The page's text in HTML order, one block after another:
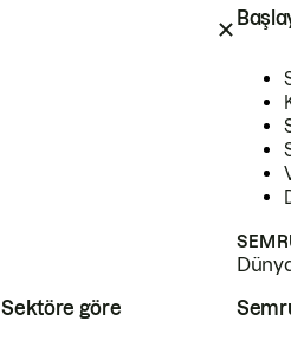
Sektöre göre